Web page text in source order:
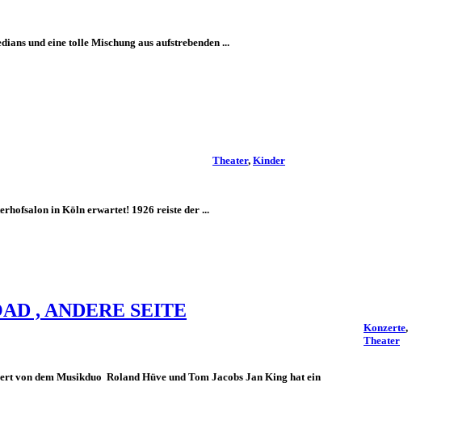
und eine tolle Mischung aus aufstrebenden ...
in Köln erwartet! 1926 reiste der ...
Theater, Kinder
, ANDERE SEITE
von dem Musikduo Roland Hüve und Tom Jacobs Jan King hat ein
Konzerte,
Theater